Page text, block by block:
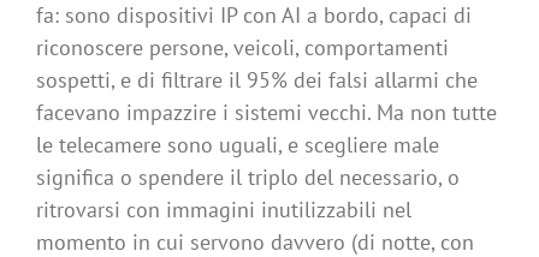
fa: sono dispositivi IP con AI a bordo, capaci di
riconoscere persone, veicoli, comportamenti
sospetti, e di filtrare il 95% dei falsi allarmi che
facevano impazzire i sistemi vecchi. Ma non tutte
le telecamere sono uguali, e scegliere male
significa o spendere il triplo del necessario, o
ritrovarsi con immagini inutilizzabili nel
momento in cui servono davvero (di notte, con